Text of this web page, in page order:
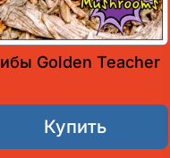
Golden Teacher
Купить